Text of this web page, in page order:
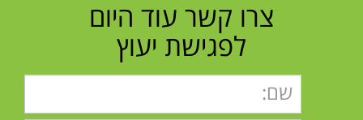
צרו קשר עוד היום
לפגישת יעוץ